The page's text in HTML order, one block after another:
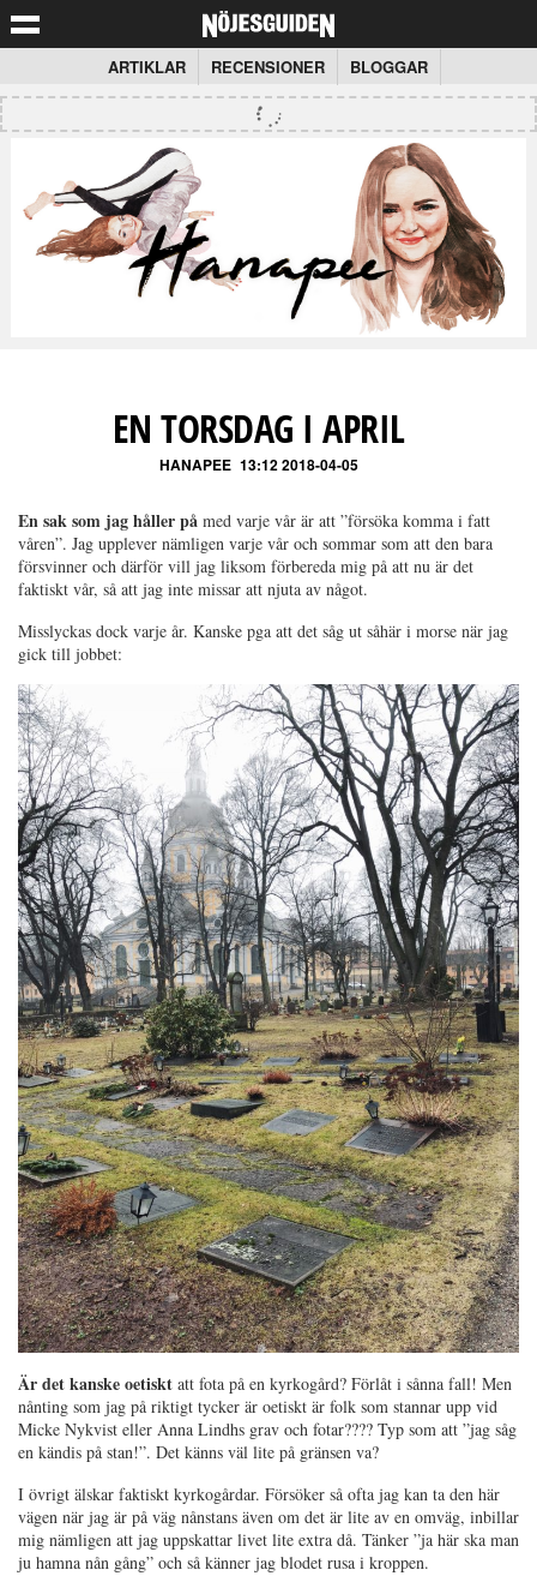
ARTIKLAR RECENSIONER BLOGGAR
EN TORSDAG I APRIL
HANAPEE 13:12 2018-04-05
En sak som jag håller på med varje vår är att ”försöka komma i fatt
våren”. Jag upplever nämligen varje vår och sommar som att den bara
försvinner och därför vill jag liksom förbereda mig på att nu är det
faktiskt vår, så att jag inte missar att njuta av något.
Misslyckas dock varje år. Kanske pga att det såg ut såhär i morse när jag
gick till jobbet:
Är det kanske oetiskt att fota på en kyrkogård? Förlåt i sånna fall! Men
nånting som jag på riktigt tycker är oetiskt är folk som stannar upp vid
Micke Nykvist eller Anna Lindhs grav och fotar???? Typ som att ”jag såg
en kändis på stan!”. Det känns väl lite på gränsen va?
I övrigt älskar faktiskt kyrkogårdar. Försöker så ofta jag kan ta den här
vägen när jag är på väg nånstans även om det är lite av en omväg, inbillar
mig nämligen att jag uppskattar livet lite extra då. Tänker ”ja här ska man
ju hamna nån gång” och så känner jag blodet rusa i kroppen.